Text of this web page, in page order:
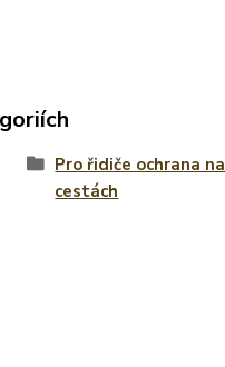
Pro řidiče ochrana na
cestách